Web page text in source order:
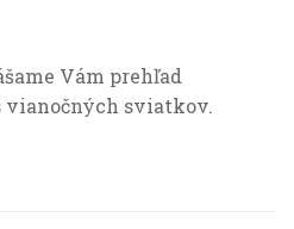
Vám prehľad
vianočných sviatkov.